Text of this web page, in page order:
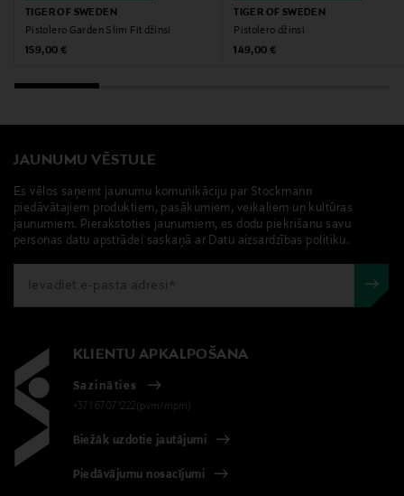
TIGER OF SWEDEN
Pistolero Garden Slim Fit džinsi
Original Price
159,00 €
TIGER OF SWEDEN
Pistolero džinsi
Original Price
149,00 €
JAUNUMU VĒSTULE
Es vēlos saņemt jaunumu komunikāciju par Stockmann
piedāvātajiem produktiem, pasākumiem, veikaliem un kultūras
jaunumiem. Pierakstoties jaunumiem, es dodu piekrišanu savu
personas datu apstrādei saskaņā ar Datu aizsardzības politiku.
KLIENTU APKALPOŠANA
Sazināties
+371 67071222(pvm/mpm)
Biežāk uzdotie jautājumi
Piedāvājumu nosacījumi